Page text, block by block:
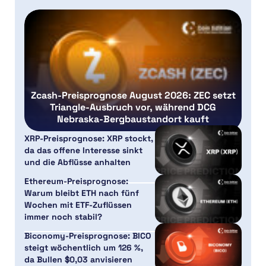
Zcash-Preisprognose August 2026: ZEC setzt
Triangle-Ausbruch vor, während DCG
Nebraska-Bergbaustandort kauft
XRP-Preisprognose: XRP stockt,
da das offene Interesse sinkt
und die Abflüsse anhalten
Ethereum-Preisprognose:
Warum bleibt ETH nach fünf
Wochen mit ETF-Zuflüssen
immer noch stabil?
Biconomy-Preisprognose: BICO
steigt wöchentlich um 126 %,
da Bullen $0,03 anvisieren